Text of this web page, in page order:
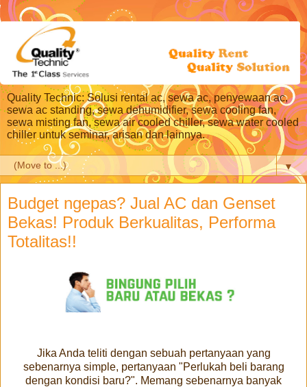
Quality Technic: Solusi rental ac, sewa ac, penyewaan ac,
sewa ac standing, sewa dehumidifier, sewa cooling fan,
sewa misting fan, sewa air cooled chiller, sewa water cooled
chiller untuk seminar, arisan dan lainnya.
▼
Budget ngepas? Jual AC dan Genset
Bekas! Produk Berkualitas, Performa
Totalitas!!
Jika Anda teliti dengan sebuah pertanyaan yang
sebenarnya simple, pertanyaan "Perlukah beli barang
dengan kondisi baru?". Memang sebenarnya banyak